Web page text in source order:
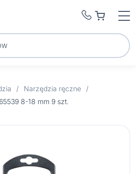
/ Narzędzia ręczne
/
8-18 mm 9 szt.